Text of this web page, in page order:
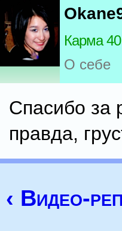
Карма 40
О себе
Спасибо за
правда,
‹ Видео-